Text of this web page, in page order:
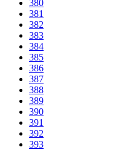
380
381
382
383
384
385
386
387
388
389
390
391
392
393